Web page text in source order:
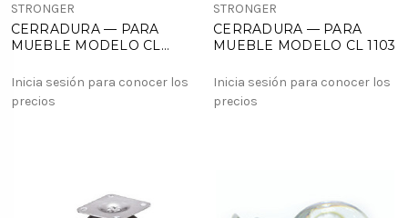
STRONGER
CERRADURA — PARA
MUEBLE MODELO CL
Inicia sesión para conocer los
precios
STRONGER
CERRADURA — PARA
MUEBLE MODELO CL 1103
Inicia sesión para conocer los
precios